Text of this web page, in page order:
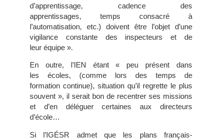
d’apprentissage, cadence des
apprentissages, temps consacré à
l’automatisation, etc.) doivent être l’objet d’une
vigilance constante des inspecteurs et de
leur équipe ».
En outre, l’IEN étant « peu présent dans
les écoles, (comme lors des temps de
formation continue), situation qu’il regrette le plus
souvent », il serait bon de recentrer ses missions
et d’en déléguer certaines aux directeurs
d’école…
Si l’IGÉSR admet que les plans français-